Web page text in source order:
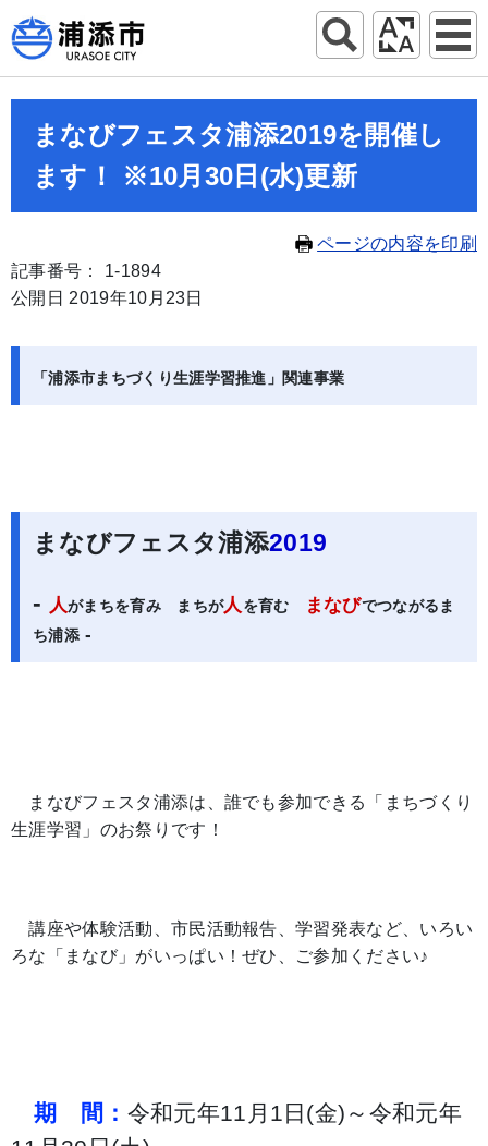
まなびフェスタ浦添2019を開催し
ます！ ※10月30日(水)更新
ページの内容を印刷
記事番号： 1-1894
公開日 2019年10月23日
「浦添市まちづくり生涯学習推進」関連事業
まなびフェスタ浦添2019
- 人がまちを育み まちが人を育む まなびでつながるま
ち浦添 -
まなびフェスタ浦添は、誰でも参加できる「まちづくり
生涯学習」のお祭りです！
講座や体験活動、市民活動報告、学習発表など、いろい
ろな「まなび」がいっぱい！ぜひ、ご参加ください♪
期 間： 令和元年11月1日(金)～令和元年